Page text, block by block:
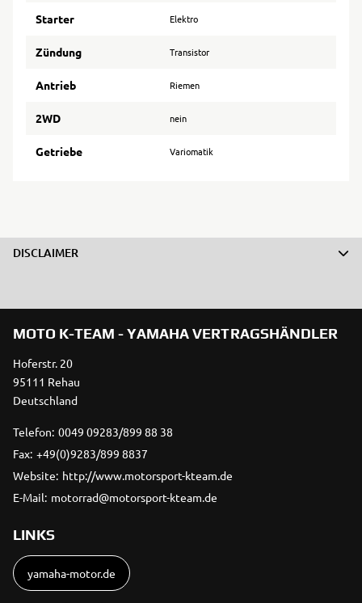
Starter Elektro
Zündung Transistor
Antrieb Riemen
2WD nein
Getriebe Variomatik
DISCLAIMER
MOTO K-TEAM - YAMAHA VERTRAGSHÄNDLER
Hoferstr. 20
95111 Rehau
Deutschland
Telefon: 0049 09283/899 88 38
Fax: +49(0)9283/899 8837
Website: http://www.motorsport-kteam.de
E-Mail: motorrad@motorsport-kteam.de
LINKS
yamaha-motor.de